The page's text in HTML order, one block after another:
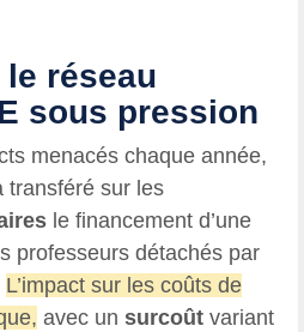
le réseau
sous pression
menacés chaque année,
transféré sur les
le financement d’une
professeurs détachés par
L’impact sur les coûts de
avec un surcoût variant